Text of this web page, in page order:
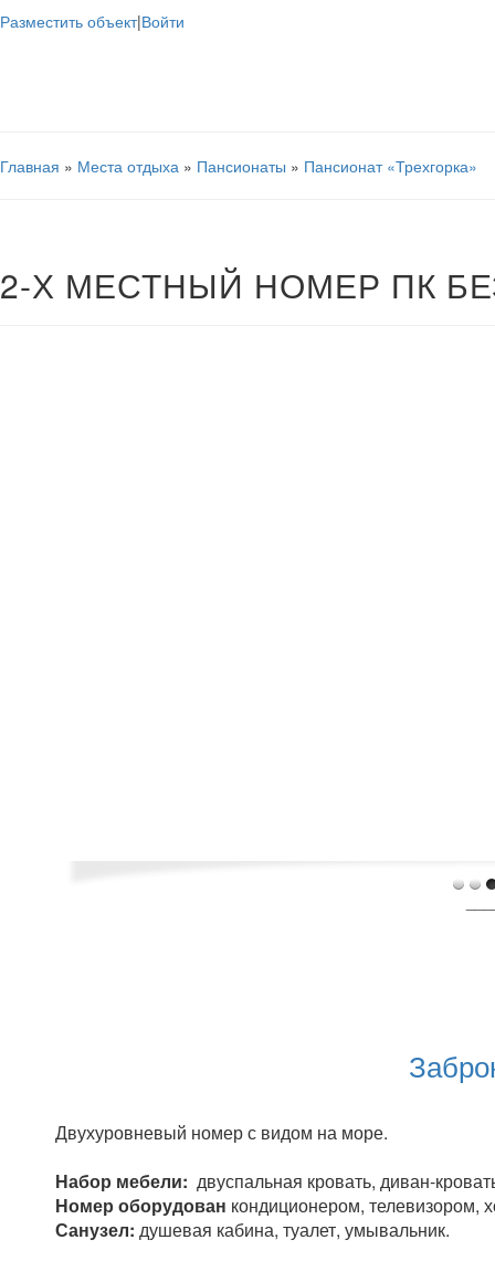
Разместить объект|Войти
Главная » Места отдыха » Пансионаты » Пансионат «Трехгорка»
2-Х МЕСТНЫЙ НОМЕР ПК
Двухуровневый номер с видом на море.
Набор мебели: двуспальная кровать, диван-
Номер оборудован кондиционером, телевизором,
Санузел: душевая кабина, туалет, умывальник.